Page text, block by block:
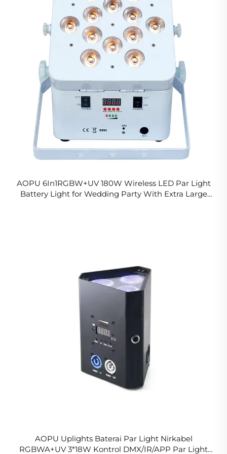
AOPU 6In1RGBW+UV 180W Wireless LED Par Light
Battery Light for Wedding Party With Extra Large
AOPU Uplights Baterai Par Light Nirkabel
RGBWA+UV 3*18W Kontrol DMX/IR/APP Par Light